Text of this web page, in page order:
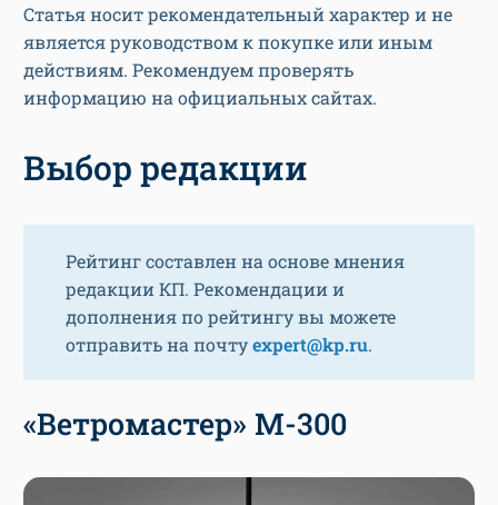
Статья носит рекомендательный характер и не
является руководством к покупке или иным
действиям. Рекомендуем проверять
информацию на официальных сайтах.
Выбор редакции
Рейтинг составлен на основе мнения
редакции КП. Рекомендации и
дополнения по рейтингу вы можете
отправить на почтуexpert@kp.ru.
«Ветромастер» М-300